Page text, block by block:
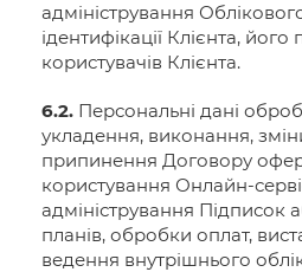
адміністрування
ідентифікації Клієнта, його
користувачів Клієнта.
6.2. Персональні дані
укладення, виконання,
припинення Договору
користування Онлайн-
адміністрування Підписок
планів, обробки оплат,
ведення внутрішнього